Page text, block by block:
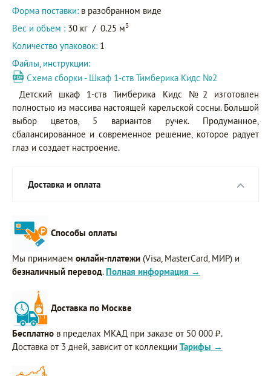
Форма поставки: в разобранном виде
Вес и объем : 30 кг / 0.25 м3
Количество упаковок: 1
Файлы, инструкции:
Схема сборки - Шкаф 1-ств Тимберика Кидс №2
Детский шкаф 1-ств Тимберика Кидс №2 изготовлен
полностью из массива настоящей карельской сосны. Большой
выбор цветов, 5 вариантов ручек. Продуманное,
сбалансированное и современное решение, которое радует
глаз и создает настроение.
Доставка и оплата
Способы оплаты
Мы принимаем онлайн-платежи (Visa, MasterCard, МИР) и
безналичный перевод. Полная информация →
Доставка по Москве
Бесплатно в пределах МКАД при заказе от 50 000 ₽.
Доставка от 3 дней, зависит от коллекции Тарифы →